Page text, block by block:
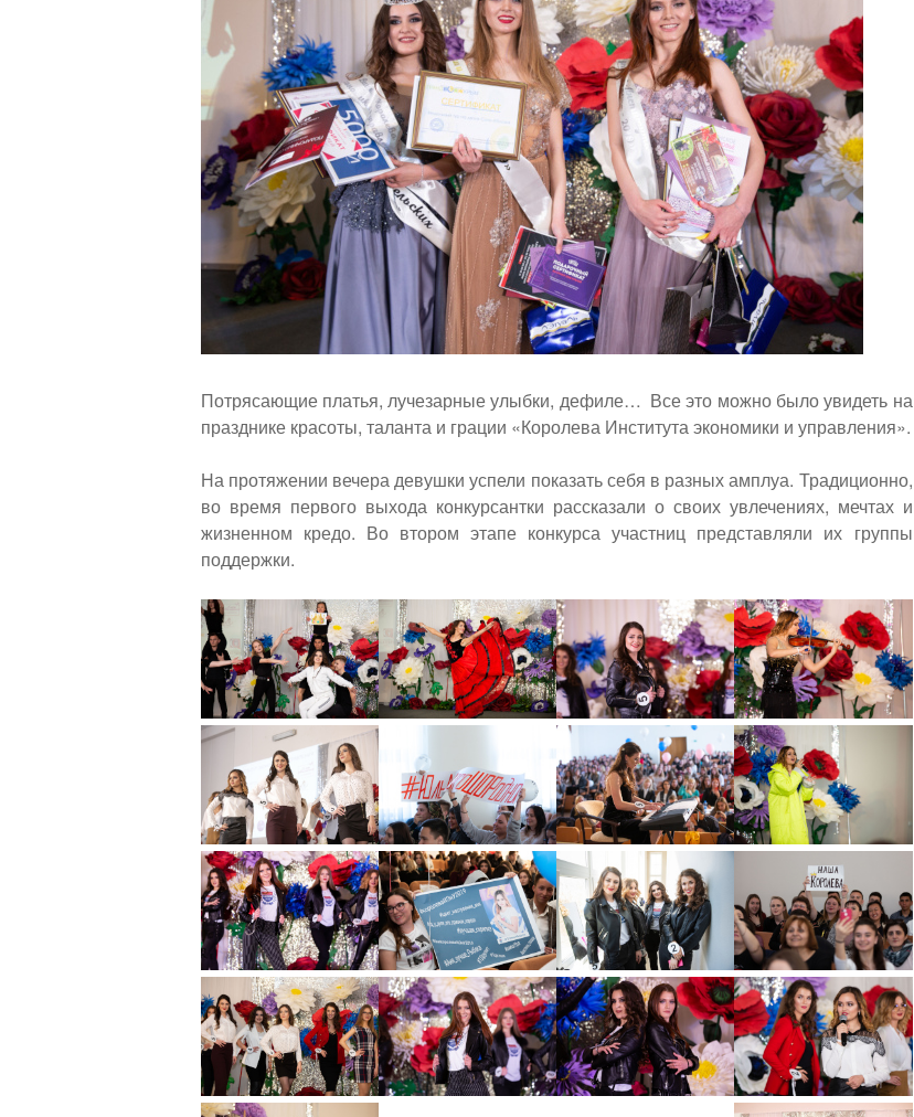
Потрясающие платья, лучезарные улыбки, дефиле… Все это можно было увидеть на
празднике красоты, таланта и грации «Королева Института экономики и управления».
На протяжении вечера девушки успели показать себя в разных амплуа. Традиционно,
во время первого выхода конкурсантки рассказали о своих увлечениях, мечтах и
жизненном кредо. Во втором этапе конкурса участниц представляли их группы
поддержки.